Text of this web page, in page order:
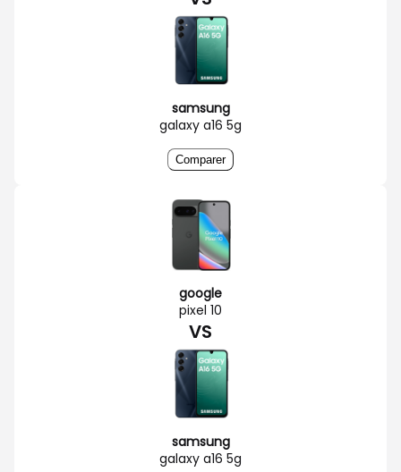
samsung
galaxy a16 5g
Comparer
google
pixel 10
VS
samsung
galaxy a16 5g